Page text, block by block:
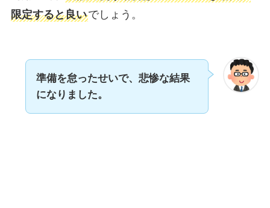
限定すると良いでしょう。
準備を怠ったせいで、悲惨な結果
になりました。